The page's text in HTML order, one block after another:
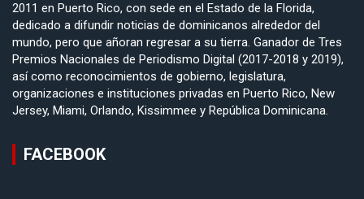
2011 en Puerto Rico, con sede en el Estado de la Florida,
dedicado a difundir noticias de dominicanos alrededor del
mundo, pero que añoran regresar a su tierra. Ganador de Tres
Premios Nacionales de Periodismo Digital (2017-2018 y 2019),
así como reconocimientos de gobierno, legislatura,
organizaciones e instituciones privadas en Puerto Rico, New
Jersey, Miami, Orlando, Kissimmee y República Dominicana.
FACEBOOK